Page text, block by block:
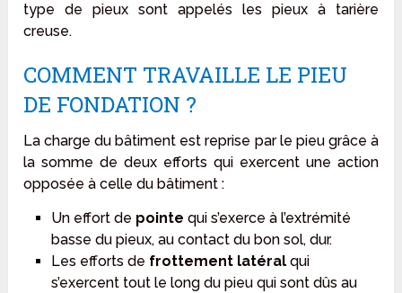
type de pieux sont appelés les pieux à tarière
creuse.
COMMENT TRAVAILLE LE PIEU
DE FONDATION ?
La charge du bâtiment est reprise par le pieu grâce à
la somme de deux efforts qui exercent une action
opposée à celle du bâtiment :
Un effort de pointe qui s’exerce à l’extrémité
basse du pieux, au contact du bon sol, dur.
Les efforts de frottement latéralqui
s’exercent tout le long du pieu qui sont dûs au